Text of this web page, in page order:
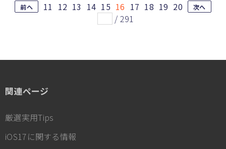
前へ 11 12 13 14 15 16 17 18 19 20 次へ
/ 291
関連ページ
厳選実用Tips
iOS17に関する情報